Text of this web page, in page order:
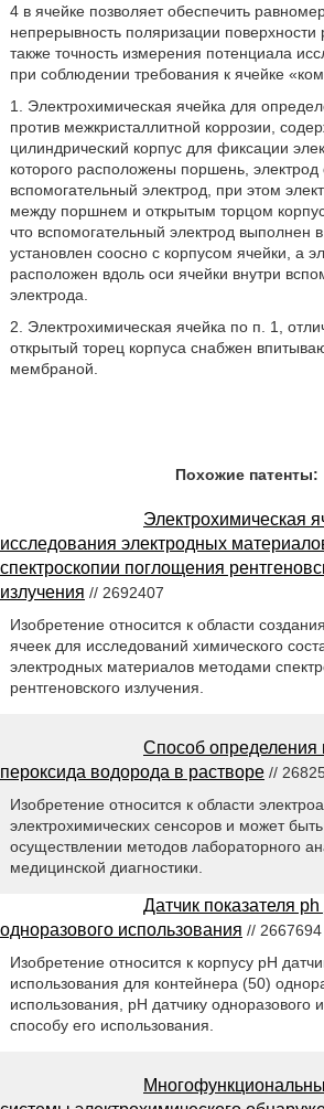
4 в ячейке позволяет обеспечить
непрерывность поляризации поверхности
также точность измерения потенциала
при соблюдении требования к ячейке
1. Электрохимическая ячейка для
против межкристаллитной коррозии,
цилиндрический корпус для фиксации
которого расположены поршень, электрод
вспомогательный электрод, при этом
между поршнем и открытым торцом
что вспомогательный электрод выполнен
установлен соосно с корпусом ячейки, а
расположен вдоль оси ячейки внутри
электрода.
2. Электрохимическая ячейка по п. 1,
открытый торец корпуса снабжен
мембраной.
Похожие патенты:
Электрохимическая
исследования электродных
спектроскопии поглощения
излучения // 2692407
Изобретение относится к области
ячеек для исследований химического
электродных материалов методами
рентгеновского излучения.
Способ определения
пероксида водорода в растворе //
Изобретение относится к области
электрохимических сенсоров и может
осуществлении методов лабораторного
медицинской диагностики.
Датчик показателя
одноразового использования // 2667694
Изобретение относится к корпусу pH
использования для контейнера (50)
использования, pH датчику одноразового
способу его использования.